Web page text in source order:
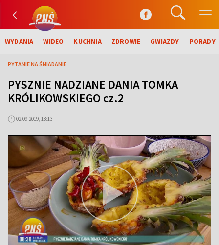
WYDANIA WIDEO KUCHNIA ZDROWIE GWIAZDY PORADY
PYTANIE NA ŚNIADANIE
PYSZNIE NADZIANE DANIA TOMKA
KRÓLIKOWSKIEGO cz.2
02.09.2019, 13:13